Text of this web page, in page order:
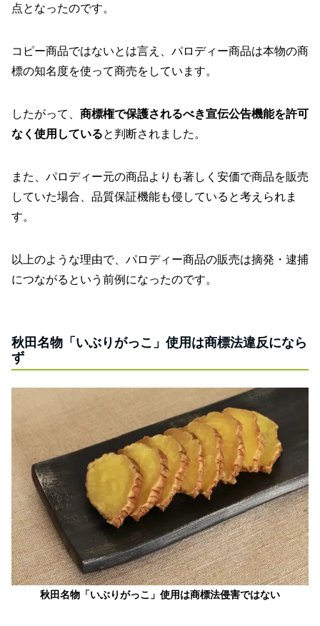
点となったのです。
コピー商品ではないとは言え、パロディー商品は本物の商
標の知名度を使って商売をしています。
したがって、 商標権で保護されるべき宣伝公告機能を許可
なく使用していると判断されました。
また、パロディー元の商品よりも著しく安価で商品を販売
していた場合、品質保証機能も侵していると考えられま
す。
以上のような理由で、パロディー商品の販売は摘発・逮捕
につながるという前例になったのです。
秋田名物「いぶりがっこ」使用は商標法違反になら
ず
秋田名物「いぶりがっこ」使用は商標法侵害ではない